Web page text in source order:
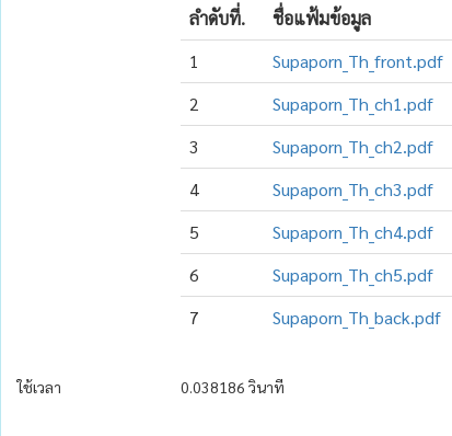
ลำดับที่. ชื่อแฟ้มข้อมูล
1
Supaporn_Th_front.pdf
2
Supaporn_Th_ch1.pdf
3
Supaporn_Th_ch2.pdf
4
Supaporn_Th_ch3.pdf
5
Supaporn_Th_ch4.pdf
6
Supaporn_Th_ch5.pdf
7
Supaporn_Th_back.pdf
ใช้เวลา 0.038186 วินาที